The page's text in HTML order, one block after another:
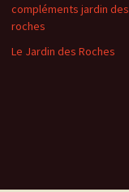
compléments jardin des
roches
Le Jardin des Roches